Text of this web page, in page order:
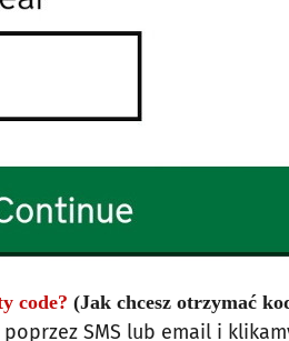
code? (Jak chcesz otrzymać
SMS lub email i